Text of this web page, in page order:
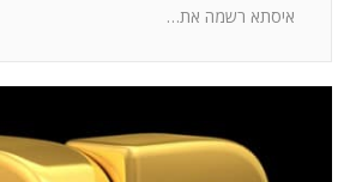
איסתא רשמה את…